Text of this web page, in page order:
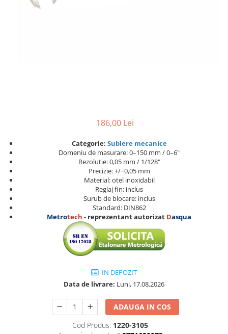
Micrometre tubulare de interior
Micrometre cu varfuri ascutite
Micrometre speciale
Pasametre
Accesorii micrometre
Ceasuri comparatoare
Ceasuri comparatoare digitale
Ceasuri comparatoare mecanice
Ceasuri comparatoare digitale de
Ceasuri comparatoare digitale de
Truse de alezaj cu ceas
Ceasuri comparatoare digitale de
186,00 Lei
Categorie: Sublere mecanice
Domeniu de masurare: 0–150 mm / 0–6"
Rezolutie: 0,05 mm / 1/128"
Precizie: +/−0,05 mm
Material: otel inoxidabil
Reglaj fin: inclus
Surub de blocare: inclus
Standard: DIN862
Metrotech - reprezentant autorizat Dasqua
IN DEPOZIT
Data de livrare: Luni, 17.08.2026
ADAUGA IN COS
Cod Produs: 1220-3105